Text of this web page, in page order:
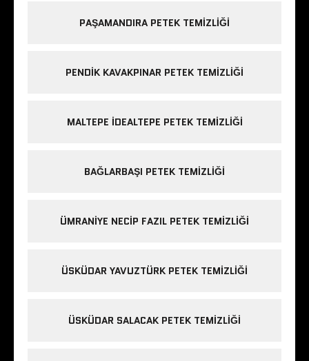
PAŞAMANDIRA PETEK TEMIZLIĞI
PENDIK KAVAKPINAR PETEK TEMIZLIĞI
MALTEPE IDEALTEPE PETEK TEMIZLIĞI
BAĞLARBAŞI PETEK TEMIZLIĞI
ÜMRANIYE NECIP FAZIL PETEK TEMIZLIĞI
ÜSKÜDAR YAVUZTÜRK PETEK TEMIZLIĞI
ÜSKÜDAR SALACAK PETEK TEMIZLIĞI